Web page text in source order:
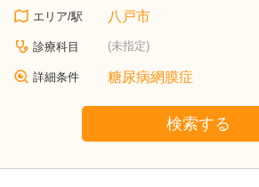
エリア/駅 八戸市
診療科目 (未指定)
詳細条件 糖尿病網膜症
検索する